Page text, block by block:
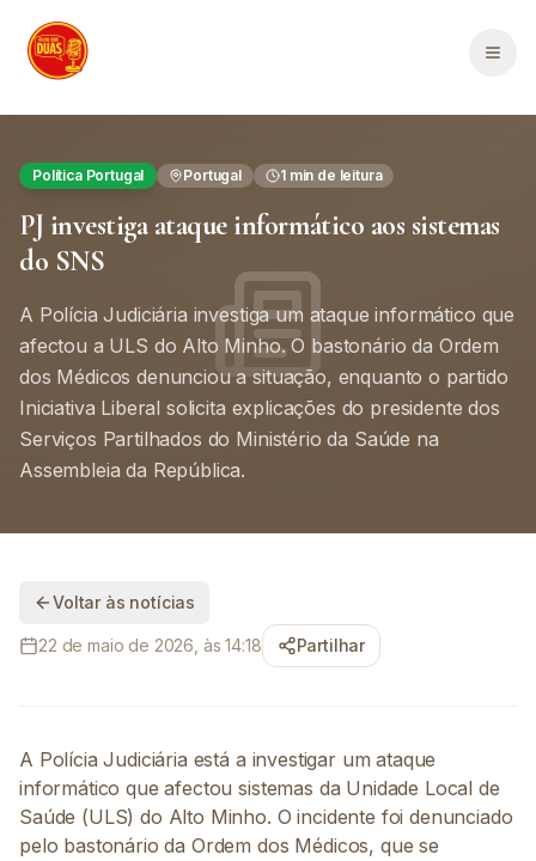
Política Portugal Portugal 1min de leitura
PJ investiga ataque informático aos sistemas
do SNS
A Polícia Judiciária investiga um ataque informático que
afectou a ULS do Alto Minho. O bastonário da Ordem
dos Médicos denunciou a situação, enquanto o partido
Iniciativa Liberal solicita explicações do presidente dos
Serviços Partilhados do Ministério da Saúde na
Assembleia da República.
Voltar às notícias
22 de maio de 2026, às 14:18 Partilhar
A Polícia Judiciária está a investigar um ataque
informático que afectou sistemas da Unidade Local de
Saúde (ULS) do Alto Minho. O incidente foi denunciado
pelo bastonário da Ordem dos Médicos, que se